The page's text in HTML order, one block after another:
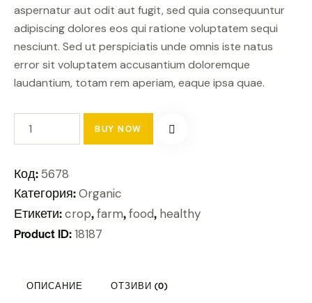
aspernatur aut odit aut fugit, sed quia consequuntur
adipiscing dolores eos qui ratione voluptatem sequi
nesciunt. Sed ut perspiciatis unde omnis iste natus
error sit voluptatem accusantium doloremque
laudantium, totam rem aperiam, eaque ipsa quae.
BUY NOW
Код: 5678
Категория:Organic
Етикети:crop,farm,food, healthy
Product ID:18187
ОПИСАНИЕ ОТЗИВИ (0)